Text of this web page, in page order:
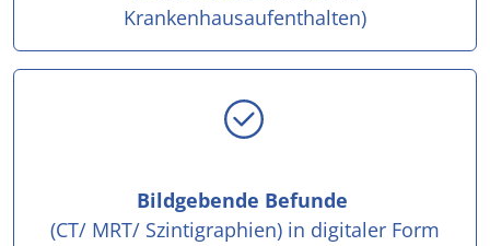
Krankenhausaufenthalten)
Bildgebende Befunde
(CT/ MRT/ Szintigraphien) in digitaler Form